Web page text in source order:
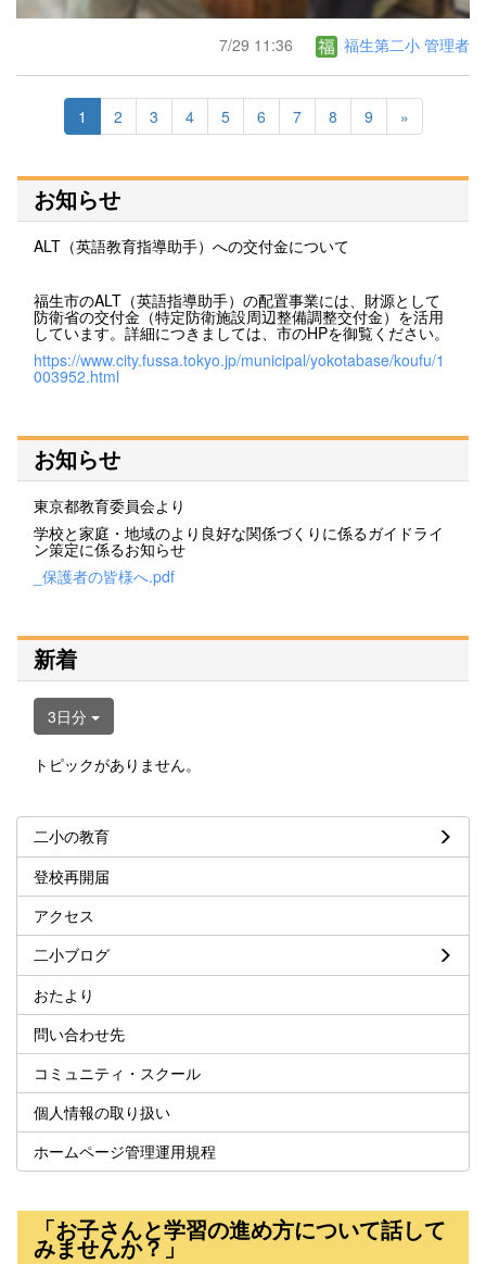
7/29 11:36 福生第二小 管理者
1 2 3 4 5 6 7 8 9 »
お知らせ
ALT（英語教育指導助手）への交付金について
福生市のALT（英語指導助手）の配置事業には、財源として
防衛省の交付金（特定防衛施設周辺整備調整交付金）を活用
しています。詳細につきましては、市のHPを御覧ください。
https://www.city.fussa.tokyo.jp/municipal/yokotabase/koufu/1
003952.html
お知らせ
東京都教育委員会より
学校と家庭・地域のより良好な関係づくりに係るガイドライ
ン策定に係るお知らせ
_保護者の皆様へ.pdf
新着
3日分
トピックがありません。
二小の教育
登校再開届
アクセス
二小ブログ
おたより
問い合わせ先
コミュニティ・スクール
個人情報の取り扱い
ホームページ管理運用規程
「お子さんと学習の進め方について話して
みませんか？」